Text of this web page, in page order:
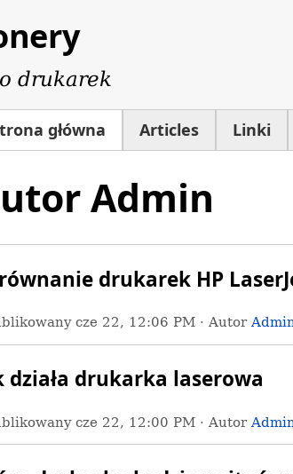
drukarek
główna Articles Linki
Admin
drukarek HP
cze 22, 12:06 PM · Autor Admin
działa drukarka laserowa
cze 22, 12:00 PM · Autor Admin